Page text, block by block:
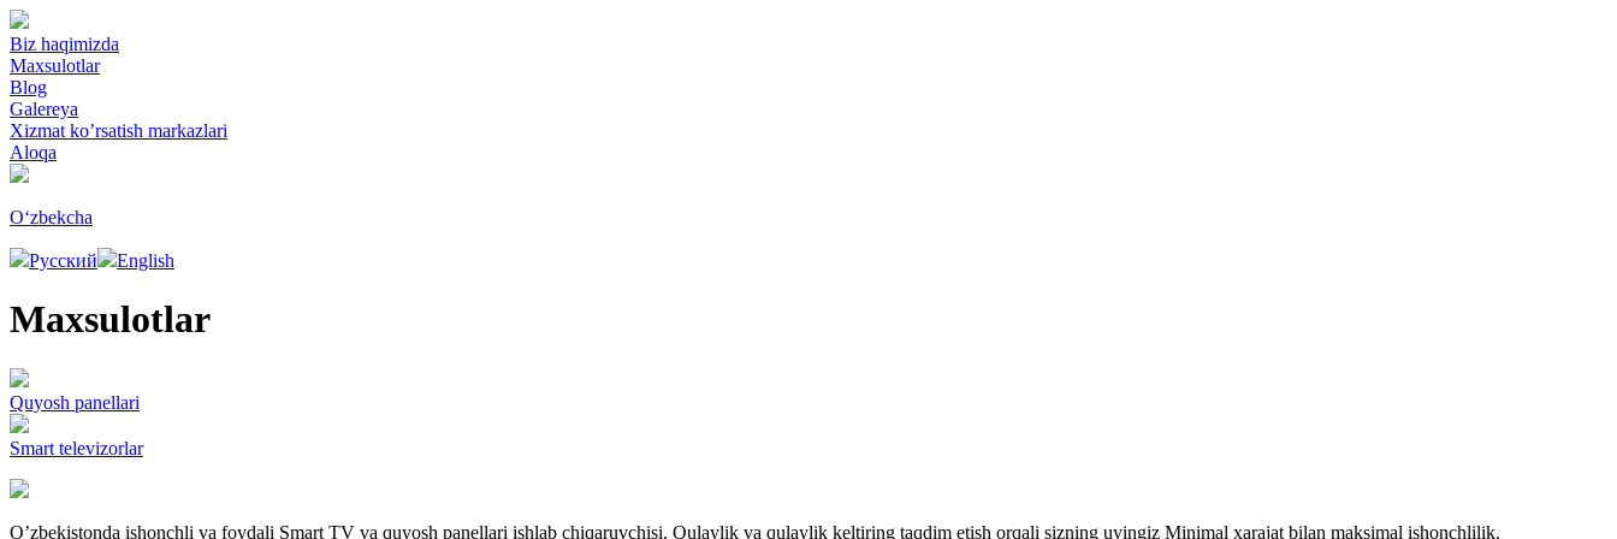
Biz haqimizda
Maxsulotlar
Blog
Galereya
Xizmat ko’rsatish markazlari
Aloqa
Oʻzbekcha
Русский English
Maxsulotlar
Quyosh panellari
Smart televizorlar
O’zbekistonda ishonchli va foydali Smart TV va quyosh panellari ishlab chiqaruvchisi. Qulaylik va qulaylik keltiring taqdim etish orqali sizning uyingiz Minimal xarajat bilan maksimal ishonchlilik.